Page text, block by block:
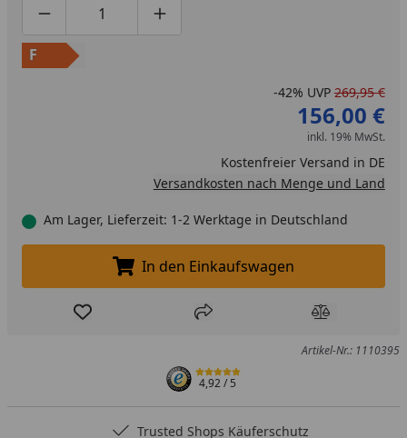
Produktmenge um eins verringern
Produktmenge manuell eingeben
Produktmenge um eins erhöhen
F
-42% UVP 269,95 €
156,00 €
inkl. 19% MwSt.
Kostenfreier Versand in DE
Versandkosten nach Menge und Land
Am Lager, Lieferzeit: 1-2 Werktage in Deutschland
In den Einkaufswagen legen
In den Einkaufswagen
Produkt zur Wunschliste hinzufügen
Teilen Produkt
Artikel-Nr.: 1110395
4,92/ 5
Trusted Shops Käuferschutz